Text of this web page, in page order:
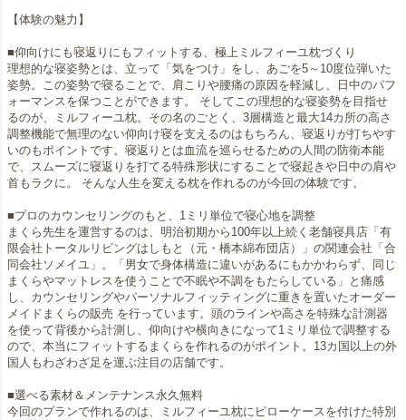
【体験の魅力】
■仰向けにも寝返りにもフィットする、極上ミルフィーユ枕づくり
理想的な寝姿勢とは、立って「気をつけ」をし、あごを5～10度位弾いた
姿勢。この姿勢で寝ることで、肩こりや腰痛の原因を軽減し、日中のパフ
ォーマンスを保つことができます。 そしてこの理想的な寝姿勢を目指せ
るのが、ミルフィーユ枕。その名のごとく、3層構造と最大14カ所の高さ
調整機能で無理のない仰向け寝を支えるのはもちろん、寝返りが打ちやす
いのもポイントです。寝返りとは血流を巡らせるための人間の防衛本能
で、スムーズに寝返りを打てる特殊形状にすることで寝起きや日中の肩や
首もラクに。 そんな人生を変える枕を作れるのが今回の体験です。
■プロのカウンセリングのもと、1ミリ単位で寝心地を調整
まくら先生を運営するのは、明治初期から100年以上続く老舗寝具店「有
限会社トータルリビングはしもと（元・橋本綿布団店）」の関連会社「合
同会社ソメイユ」。「男女で身体構造に違いがあるにもかかわらず、同じ
まくらやマットレスを使うことで不眠や不調をもたらしている」と痛感
し、カウンセリングやパーソナルフィッティングに重きを置いたオーダー
メイドまくらの販売 を行っています。頭のラインや高さを特殊な計測器
を使って背後から計測し、仰向けや横向きになって1ミリ単位で調整する
ので、本当にフィットするまくらを作れるのがポイント。13カ国以上の外
国人もわざわざ足を運ぶ注目の店舗です。
■選べる素材＆メンテナンス永久無料
今回のプランで作れるのは、ミルフィーユ枕にピローケースを付けた特別